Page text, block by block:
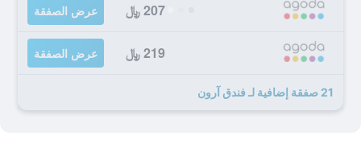
207 ﷼ عرض الصفقة
219 ﷼ عرض الصفقة
21 صفقة إضافية لـ فندق آرون